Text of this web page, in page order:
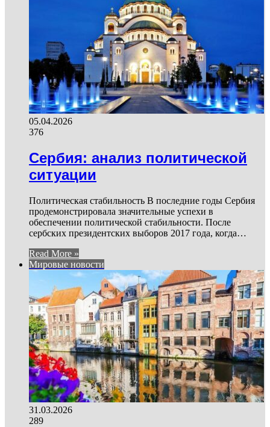
05.04.2026
376
Сербия: анализ политической
ситуации
Политическая стабильность В последние годы Сербия
продемонстрировала значительные успехи в
обеспечении политической стабильности. После
сербских президентских выборов 2017 года, когда…
Read More »
Мировые новости
31.03.2026
289